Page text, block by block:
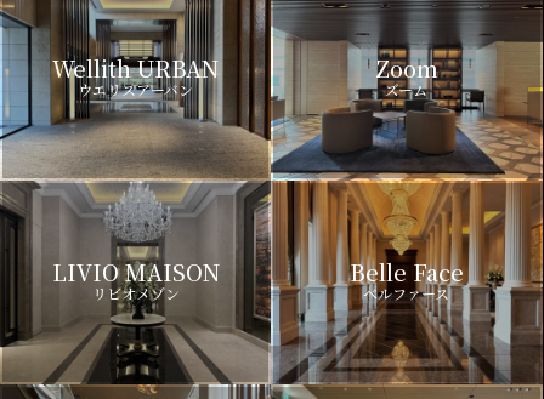
Wellith URBAN
ウエリスアーバン
Zoom
ズーム
LIVIO MAISON
リビオメゾン
Belle Face
ベルファース